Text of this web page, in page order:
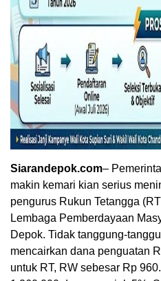
Siarandepok.com–
makin kemari kian serius
pengurus Rukun Tetangga
Lembaga Pemberdayaan
Depok. Tidak tanggung-
mencairkan dana penguatan
untuk RT, RW sebesar Rp